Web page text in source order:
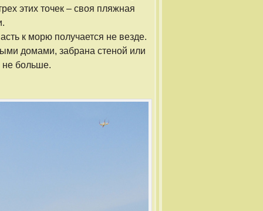
этих точек – своя пляжная
к морю получается не везде.
домами, забрана стеной или
больше.